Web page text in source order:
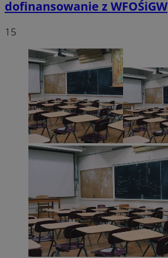
dofinansowanie z WFOŚiGW
15